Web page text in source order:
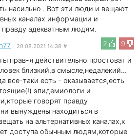
насильно . Вот эти люди и вещают
каналах информации и
правду адекватным людям.
2
9
20.08.2021 14:38 #
прав-я действительно простоват и
близкий,в смысле,недалекий...
все-таки есть - оказывается,есть
эпидемиологи и
говорят правду
вынуждены находиться в
на альтернативных каналах,к
доступа обычным людям,которые